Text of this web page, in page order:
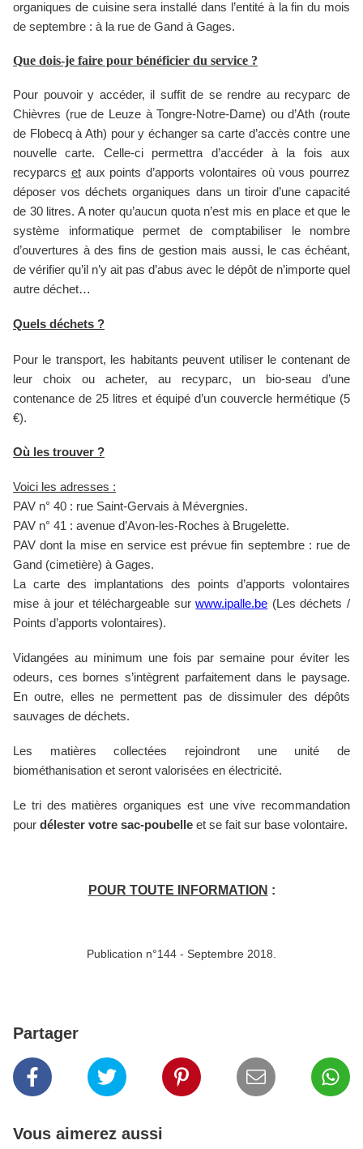
organiques de cuisine sera installé dans l’entité à la fin du mois
de septembre : à la rue de Gand à Gages.
Que dois-je faire pour bénéficier du service ?
Pour pouvoir y accéder, il suffit de se rendre au recyparc de
Chièvres (rue de Leuze à Tongre-Notre-Dame) ou d’Ath (route
de Flobecq à Ath) pour y échanger sa carte d’accès contre une
nouvelle carte. Celle-ci permettra d’accéder à la fois aux
recyparcs etaux points d’apports volontaires où vous pourrez
déposer vos déchets organiques dans un tiroir d’une capacité
de 30 litres. A noter qu’aucun quota n’est mis en place et que le
système informatique permet de comptabiliser le nombre
d’ouvertures à des fins de gestion mais aussi, le cas échéant,
de vérifier qu’il n’y ait pas d’abus avec le dépôt de n’importe quel
autre déchet…
Quels déchets ?
Pour le transport, les habitants peuvent utiliser le contenant de
leur choix ou acheter, au recyparc, un bio-seau d’une
contenance de 25 litres et équipé d’un couvercle hermétique (5
€).
Où les trouver ?
Voici les adresses :
PAV n° 40 : rue Saint-Gervais à Mévergnies.
PAV n° 41 : avenue d’Avon-les-Roches à Brugelette.
PAV dont la mise en service est prévue fin septembre : rue de
Gand (cimetière) à Gages.
La carte des implantations des points d’apports volontaires
mise à jour et téléchargeable surwww.ipalle.be (Les déchets /
Points d’apports volontaires).
Vidangées au minimum une fois par semaine pour éviter les
odeurs, ces bornes s’intègrent parfaitement dans le paysage.
En outre, elles ne permettent pas de dissimuler des dépôts
sauvages de déchets.
Les matières collectées rejoindront une unité de
biométhanisation et seront valorisées en électricité.
Le tri des matières organiques est une vive recommandation
pour délester votre sac-poubelle et se fait sur base volontaire.
POUR TOUTE INFORMATION :
Publication n°144 - Septembre 2018.
Partager
Vous aimerez aussi